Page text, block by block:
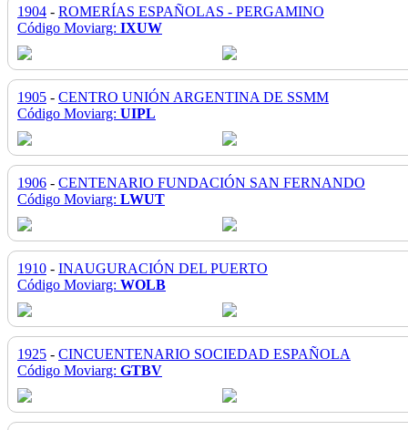
1904 - ROMERÍAS ESPAÑOLAS - PERGAMINO
Código Moviarg: IXUW
1905 - CENTRO UNIÓN ARGENTINA DE SSMM
Código Moviarg: UIPL
1906 - CENTENARIO FUNDACIÓN SAN FERNANDO
Código Moviarg: LWUT
1910 - INAUGURACIÓN DEL PUERTO
Código Moviarg: WOLB
1925 - CINCUENTENARIO SOCIEDAD ESPAÑOLA
Código Moviarg: GTBV